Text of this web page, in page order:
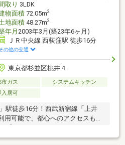
取り 3LDK
物面積72.05m2
地面積48.27m2
年月2003年3月(築23年6ヶ月)
ＪＲ中央線 西荻窪駅 徒歩16分
の他の交通
東京都杉並区桃井４
市ガス
システムキッチン
入居可
駅徒歩16分！西武新宿線「上井
可能で、都心へのアクセスも良
完了！システムキッチン・ユニ
水回り設備もリフレッシュ☆◇リ